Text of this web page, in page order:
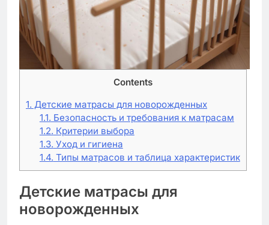
Contents
1. Детские матрасы для новорожденных
1.1. Безопасность и требования к матрасам
1.2. Критерии выбора
1.3. Уход и гигиена
1.4. Типы матрасов и таблица характеристик
Детские матрасы для
новорожденных